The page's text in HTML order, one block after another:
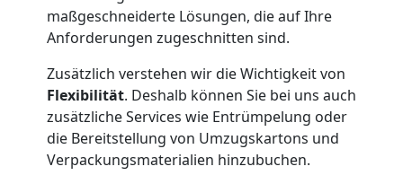
maßgeschneiderte Lösungen, die auf Ihre
Anforderungen zugeschnitten sind.
Zusätzlich verstehen wir die Wichtigkeit von
Flexibilität. Deshalb können Sie bei uns auch
zusätzliche Services wie Entrümpelung oder
die Bereitstellung von Umzugskartons und
Verpackungsmaterialien hinzubuchen.